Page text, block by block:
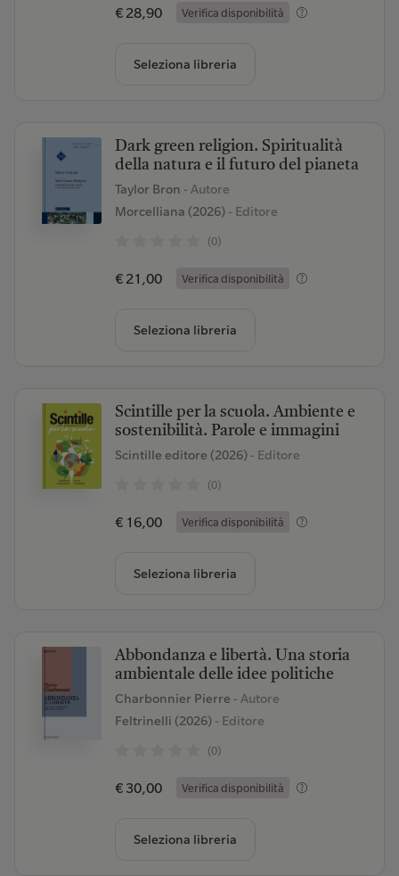
€ 28,90 Verifica disponibilità
Seleziona libreria
Dark green religion. Spiritualità
della natura e il futuro del pianeta
Taylor Bron - Autore
Morcelliana (2026)- Editore
(0)
€ 21,00 Verifica disponibilità
Seleziona libreria
Scintille per la scuola. Ambiente e
sostenibilità. Parole e immagini
Scintille editore (2026)- Editore
(0)
€ 16,00 Verifica disponibilità
Seleziona libreria
Abbondanza e libertà. Una storia
ambientale delle idee politiche
Charbonnier Pierre - Autore
Feltrinelli (2026)- Editore
(0)
€ 30,00 Verifica disponibilità
Seleziona libreria